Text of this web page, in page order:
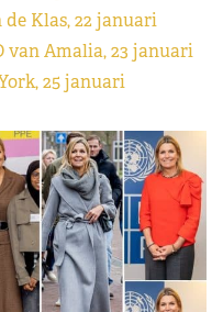
Klas, 22 januari
Amalia, 23 januari
25 januari